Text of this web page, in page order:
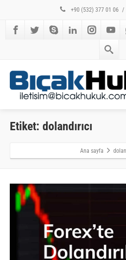
+90 (532) 377 01 06 /
Etiket: dolandırıcı
Ana sayfa